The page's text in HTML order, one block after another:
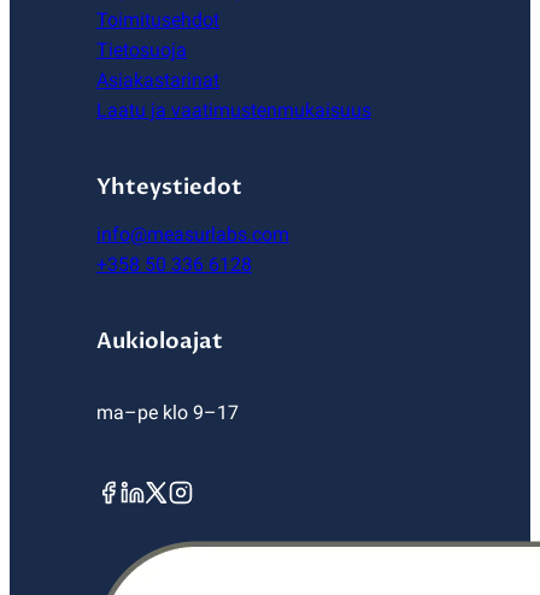
Toimitusehdot
Tietosuoja
Asiakastarinat
Laatu ja vaatimustenmukaisuus
Yhteystiedot
info@measurlabs.com
+358 50 336 6128
Aukioloajat
ma–pe klo 9–17